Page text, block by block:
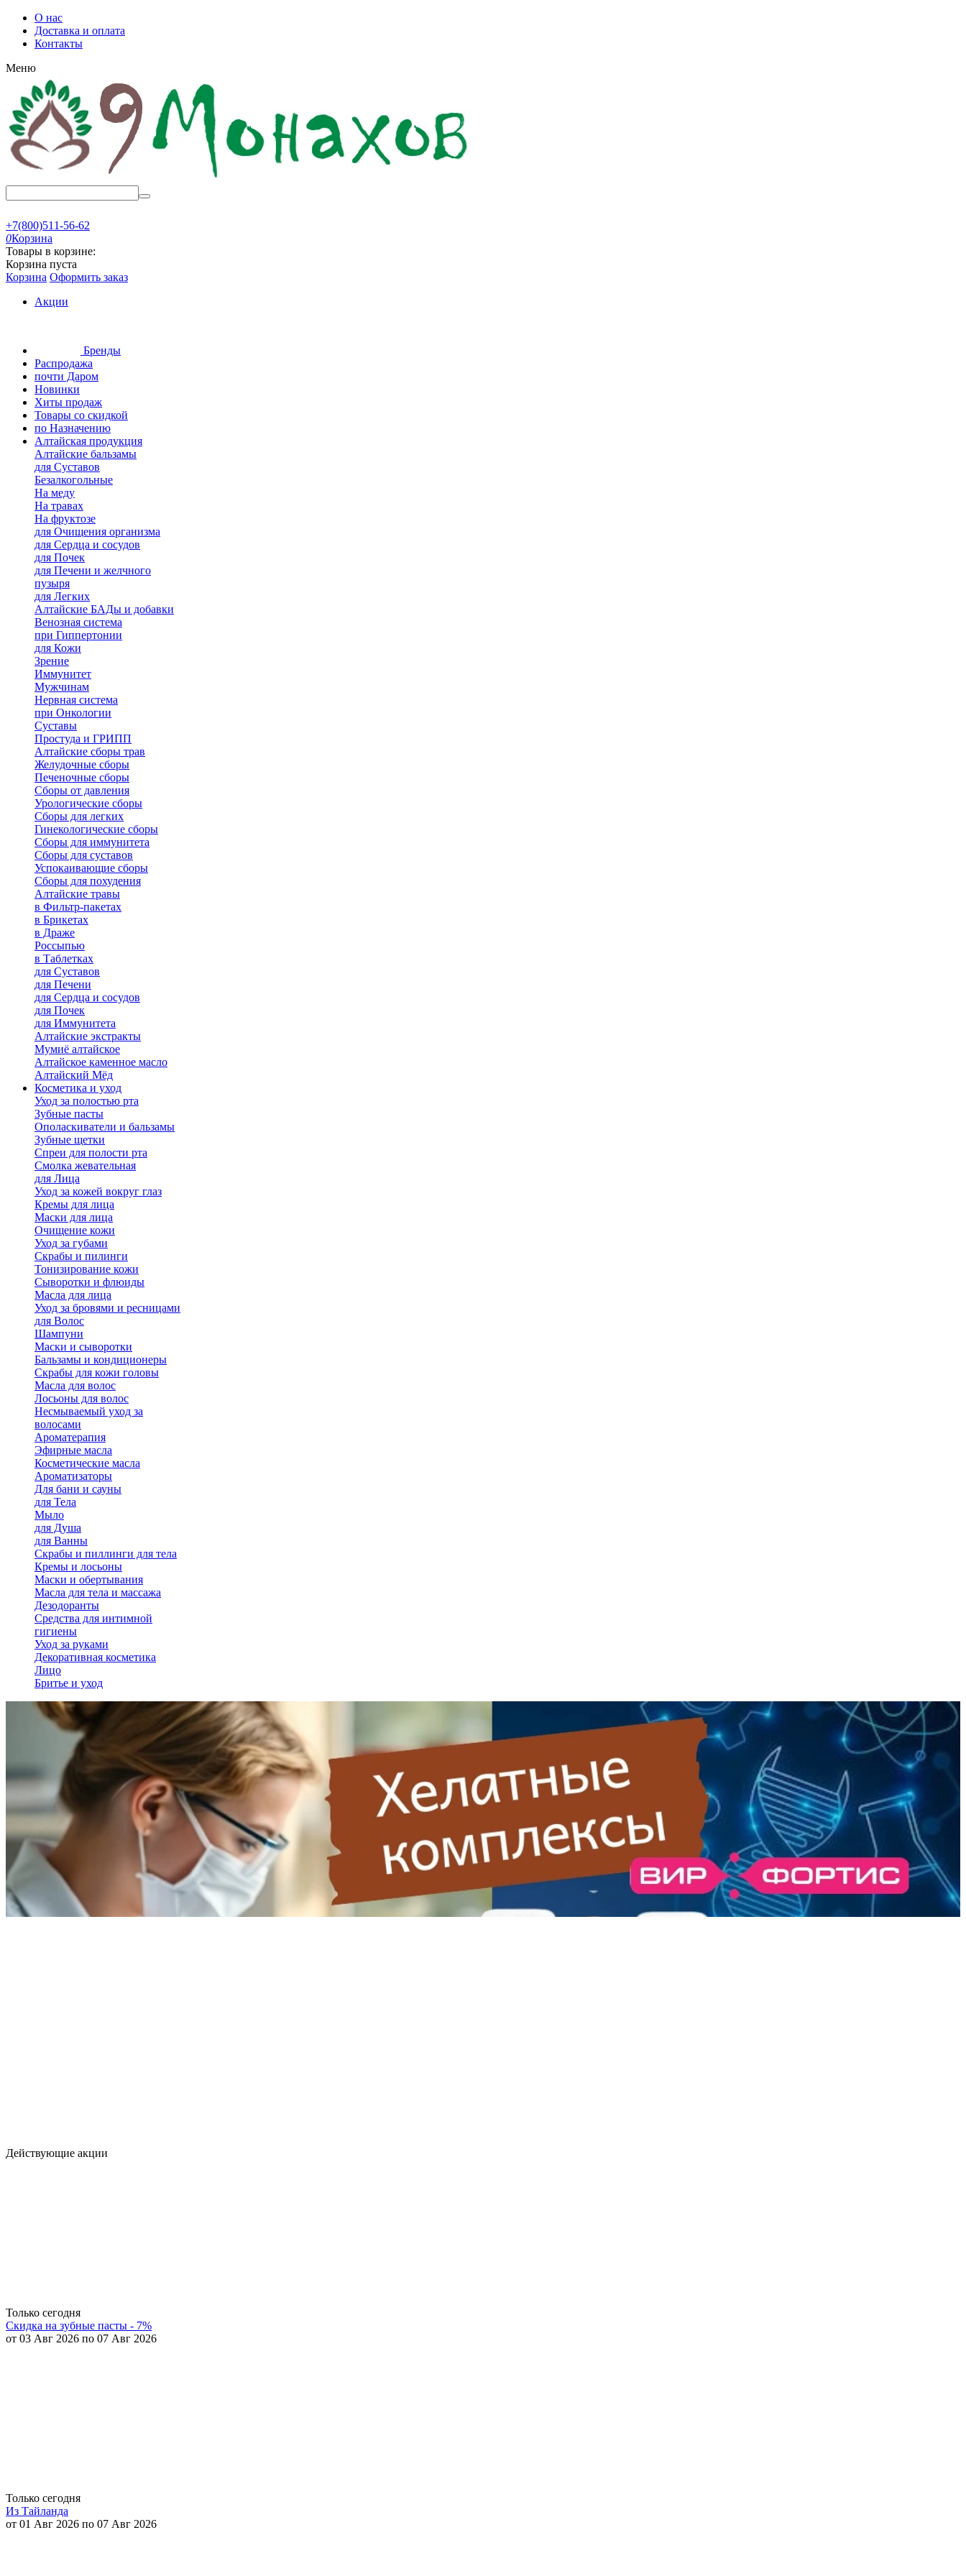
О нас
Доставка и оплата
Контакты
Меню
+7(800)511-56-62
0Корзина
Товары в корзине:
Корзина пуста
Корзина Оформить заказ
Акции
Бренды
Распродажа
почти Даром
Новинки
Хиты продаж
Товары со скидкой
по Назначению
Алтайская продукция
Алтайские бальзамы
для Суставов
Безалкогольные
На меду
На травах
На фруктозе
для Очищения организма
для Сердца и сосудов
для Почек
для Печени и желчного
пузыря
для Легких
Алтайские БАДы и добавки
Венозная система
при Гиппертонии
для Кожи
Зрение
Иммунитет
Мужчинам
Нервная система
при Онкологии
Суставы
Простуда и ГРИПП
Алтайские сборы трав
Желудочные сборы
Печеночные сборы
Сборы от давления
Урологические сборы
Сборы для легких
Гинекологические сборы
Сборы для иммунитета
Сборы для суставов
Успокаивающие сборы
Сборы для похудения
Алтайские травы
в Фильтр-пакетах
в Брикетах
в Драже
Россыпью
в Таблетках
для Cуставов
для Печени
для Сердца и сосудов
для Почек
для Иммунитета
Алтайские экстракты
Мумиё алтайское
Алтайское каменное масло
Алтайский Мёд
Косметика и уход
Уход за полостью рта
Зубные пасты
Ополаскиватели и бальзамы
Зубные щетки
Спреи для полости рта
Смолка жевательная
для Лица
Уход за кожей вокруг глаз
Кремы для лица
Маски для лица
Очищение кожи
Уход за губами
Скрабы и пилинги
Тонизирование кожи
Сыворотки и флюиды
Масла для лица
Уход за бровями и ресницами
для Волос
Шампуни
Маски и сыворотки
Бальзамы и кондиционеры
Скрабы для кожи головы
Масла для волос
Лосьоны для волос
Несмываемый уход за
волосами
Ароматерапия
Эфирные масла
Косметические масла
Ароматизаторы
Для бани и сауны
для Тела
Мыло
для Душа
для Ванны
Скрабы и пиллинги для тела
Кремы и лосьоны
Маски и обертывания
Масла для тела и массажа
Дезодоранты
Средства для интимной
гигиены
Уход за руками
Декоративная косметика
Лицо
Бритье и уход
Действующие акции
Только сегодня
Скидка на зубные пасты - 7%
от 03 Авг 2026 по 07 Авг 2026
Только сегодня
Из Тайланда
от 01 Авг 2026 по 07 Авг 2026